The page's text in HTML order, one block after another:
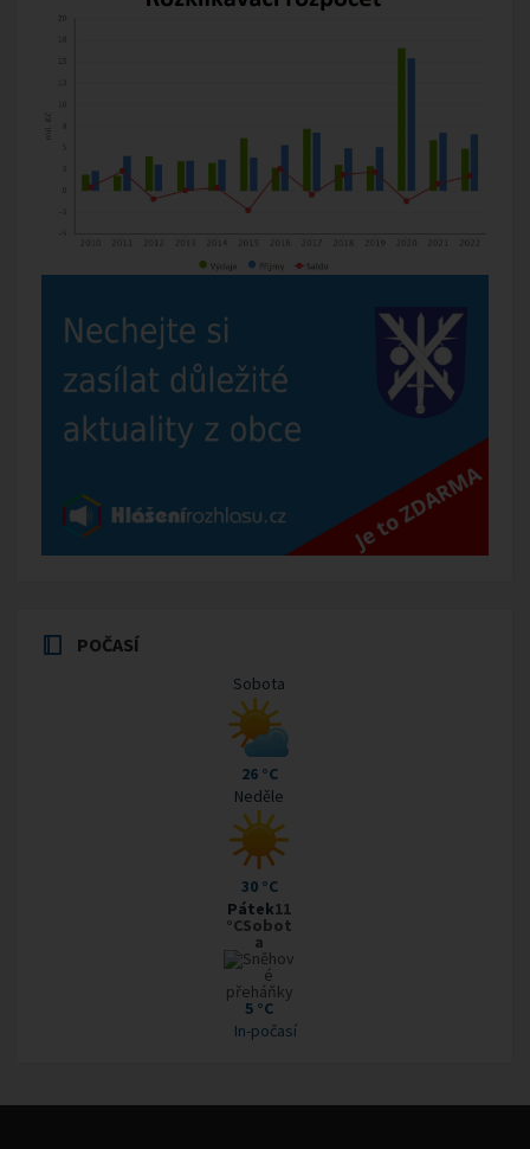
POČASÍ
Sobota
26 °C
Neděle
30 °C
Pátek11
°CSobot
a
5 °C
In-počasí